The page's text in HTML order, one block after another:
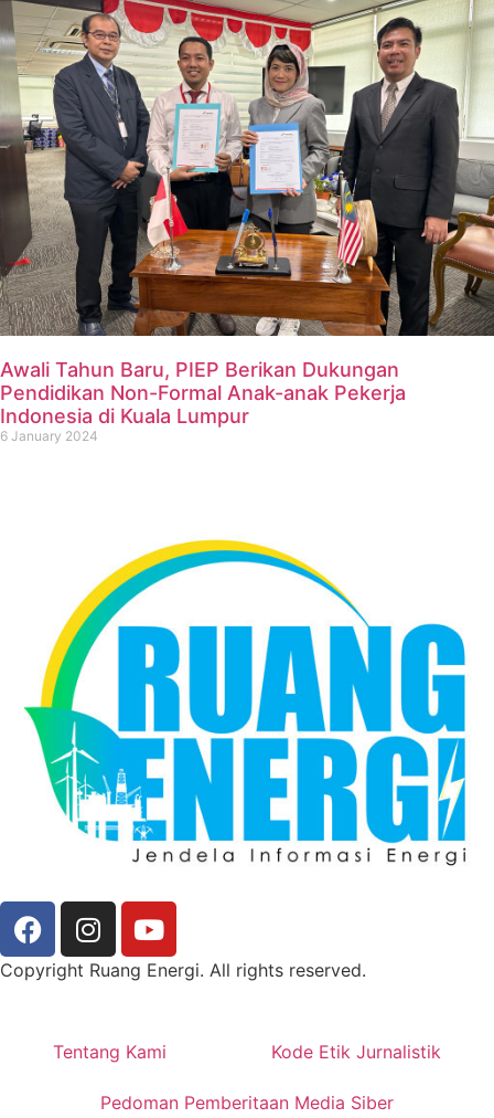
Awali Tahun Baru, PIEP Berikan Dukungan
Pendidikan Non-Formal Anak-anak Pekerja
Indonesia di Kuala Lumpur
6 January 2024
Copyright Ruang Energi. All rights reserved.
Tentang Kami Kode Etik Jurnalistik
Pedoman Pemberitaan Media Siber